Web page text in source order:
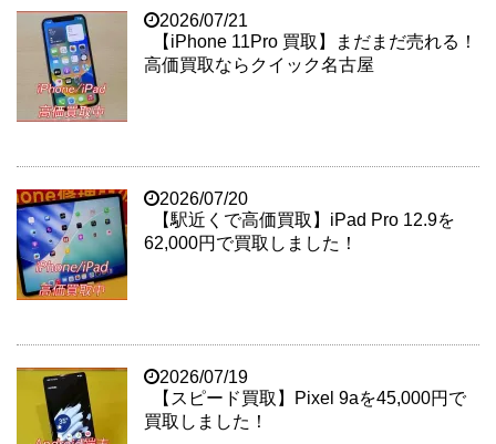
2026/07/21
【iPhone 11Pro 買取】まだまだ売れる！
高価買取ならクイック名古屋
2026/07/20
【駅近くで高価買取】iPad Pro 12.9を
62,000円で買取しました！
2026/07/19
【スピード買取】Pixel 9aを45,000円で
買取しました！